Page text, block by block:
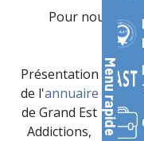
Grand
Menu rapide
Pour nous
Présentation
de l'annuaire
de Grand Est
Addictions,